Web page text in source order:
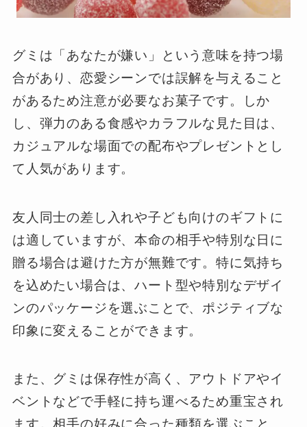
グミは「あなたが嫌い」という意味を持つ場
合があり、恋愛シーンでは誤解を与えること
があるため注意が必要なお菓子です。しか
し、弾力のある食感やカラフルな見た目は、
カジュアルな場面での配布やプレゼントとし
て人気があります。
友人同士の差し入れや子ども向けのギフトに
は適していますが、本命の相手や特別な日に
贈る場合は避けた方が無難です。特に気持ち
を込めたい場合は、ハート型や特別なデザイ
ンのパッケージを選ぶことで、ポジティブな
印象に変えることができます。
また、グミは保存性が高く、アウトドアやイ
ベントなどで手軽に持ち運べるため重宝され